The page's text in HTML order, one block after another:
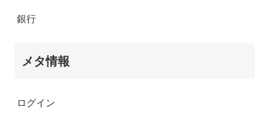
銀行
メタ情報
ログイン